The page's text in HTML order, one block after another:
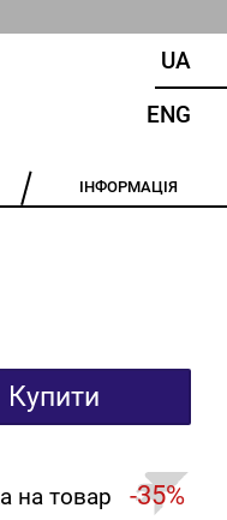
UA
ENG
ІНФОРМАЦІЯ
Купити
на товар -35%